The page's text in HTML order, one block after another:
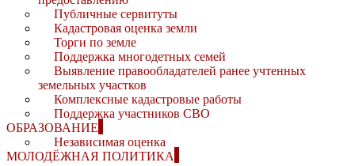
Публичные сервитуты
Кадастровая оценка земли
Торги по земле
Поддержка многодетных семей
Выявление правообладателей ранее учтенных
земельных участков
Комплексные кадастровые работы
Поддержка участников СВО
ОБРАЗОВАНИЕ
Независимая оценка
МОЛОДЁЖНАЯ ПОЛИТИКА